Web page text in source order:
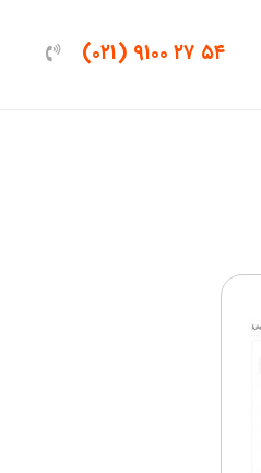
۵۴ ۲۷ ۹۱۰۰ (۰۲۱)